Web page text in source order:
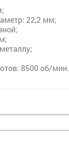
22,2 мм;
8500 об/мин.